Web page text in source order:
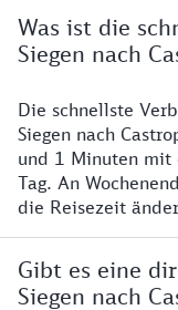
Was ist die
Siegen nach
Die schnellste
Siegen nach
und 1 Minuten mit
Tag. An
die Reisezeit
Gibt es eine
Siegen nach